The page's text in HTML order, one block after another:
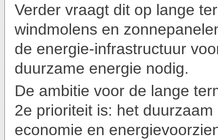
Verder vraagt dit op lange
windmolens en
de energie-infrastructuur
duurzame energie nodig.
De ambitie voor de lange
2e prioriteit is: het
economie en